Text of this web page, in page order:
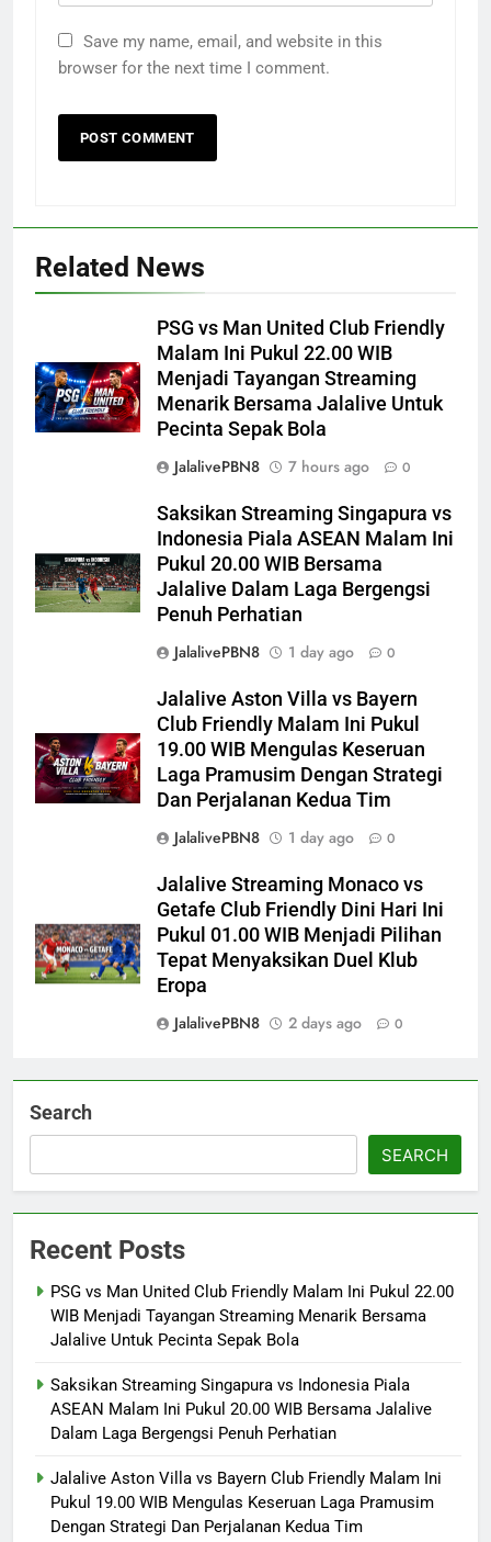
Save my name, email, and website in this
browser for the next time I comment.
Related News
PSG vs Man United Club Friendly
Malam Ini Pukul 22.00 WIB
Menjadi Tayangan Streaming
Menarik Bersama Jalalive Untuk
Pecinta Sepak Bola
JalalivePBN8
7 hours ago 0
Saksikan Streaming Singapura vs
Indonesia Piala ASEAN Malam Ini
Pukul 20.00 WIB Bersama
Jalalive Dalam Laga Bergengsi
Penuh Perhatian
JalalivePBN8
1 day ago 0
Jalalive Aston Villa vs Bayern
Club Friendly Malam Ini Pukul
19.00 WIB Mengulas Keseruan
Laga Pramusim Dengan Strategi
Dan Perjalanan Kedua Tim
JalalivePBN8
1 day ago 0
Jalalive Streaming Monaco vs
Getafe Club Friendly Dini Hari Ini
Pukul 01.00 WIB Menjadi Pilihan
Tepat Menyaksikan Duel Klub
Eropa
JalalivePBN8
2 days ago 0
Search
SEARCH
Recent Posts
PSG vs Man United Club Friendly Malam Ini Pukul 22.00
WIB Menjadi Tayangan Streaming Menarik Bersama
Jalalive Untuk Pecinta Sepak Bola
Saksikan Streaming Singapura vs Indonesia Piala
ASEAN Malam Ini Pukul 20.00 WIB Bersama Jalalive
Dalam Laga Bergengsi Penuh Perhatian
Jalalive Aston Villa vs Bayern Club Friendly Malam Ini
Pukul 19.00 WIB Mengulas Keseruan Laga Pramusim
Dengan Strategi Dan Perjalanan Kedua Tim